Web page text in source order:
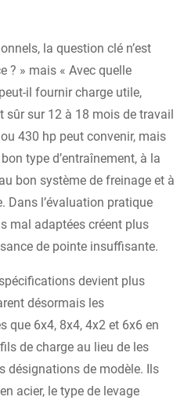
la question clé n’est
? » mais « Avec quelle
il fournir charge utile,
sûr sur 12 à 18 mois de travail
430 hp peut convenir, mais
type d’entraînement, à la
bon système de freinage et à
Dans l’évaluation pratique
mal adaptées créent plus
de pointe insuffisante.
devient plus
désormais les
que 6x4, 8x4, 4x2 et 6x6 en
de charge au lieu de les
désignations de modèle. Ils
acier, le type de levage